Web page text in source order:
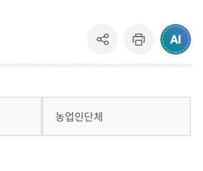
농업인단체